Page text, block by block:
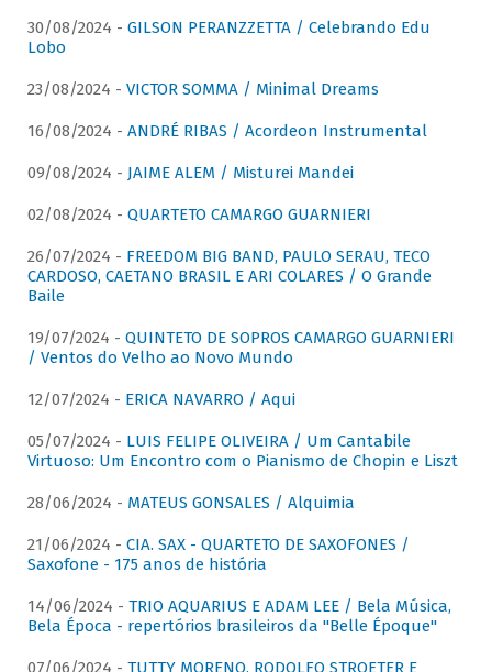
30/08/2024 - GILSON PERANZZETTA / Celebrando Edu
Lobo
23/08/2024 - VICTOR SOMMA / Minimal Dreams
16/08/2024 - ANDRÉ RIBAS / Acordeon Instrumental
09/08/2024 - JAIME ALEM / Misturei Mandei
02/08/2024 - QUARTETO CAMARGO GUARNIERI
26/07/2024 - FREEDOM BIG BAND, PAULO SERAU, TECO
CARDOSO, CAETANO BRASIL E ARI COLARES / O Grande
Baile
19/07/2024 - QUINTETO DE SOPROS CAMARGO GUARNIERI
/ Ventos do Velho ao Novo Mundo
12/07/2024 - ERICA NAVARRO / Aqui
05/07/2024 - LUIS FELIPE OLIVEIRA / Um Cantabile
Virtuoso: Um Encontro com o Pianismo de Chopin e Liszt
28/06/2024 - MATEUS GONSALES / Alquimia
21/06/2024 - CIA. SAX - QUARTETO DE SAXOFONES /
Saxofone - 175 anos de história
14/06/2024 - TRIO AQUARIUS E ADAM LEE / Bela Música,
Bela Época - repertórios brasileiros da "Belle Époque"